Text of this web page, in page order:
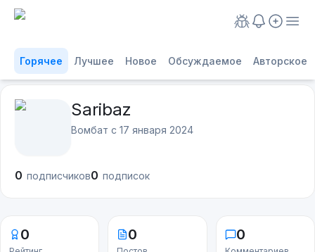
Горячее Лучшее Новое Обсуждаемое Авторское
Saribaz
Вомбат с 17 января 2024
0 подписчиков0 подписок
0 0 0